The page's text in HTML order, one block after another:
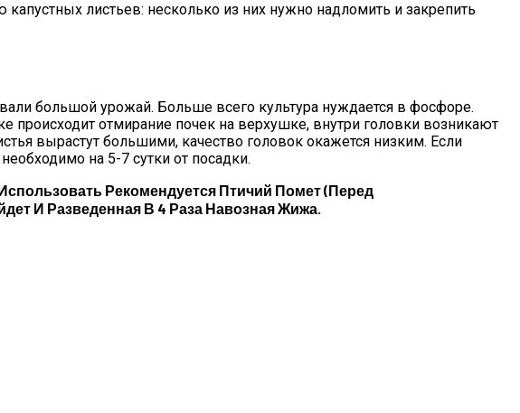
листьев: несколько из них нужно надломить и закрепить
большой урожай. Больше всего культура нуждается в фосфоре.
происходит отмирание почек на верхушке, внутри головки возникают
вырастут большими, качество головок окажется низким. Если
на 5-7 сутки от посадки.
Рекомендуется Птичий Помет (перед
И Разведенная В 4 Раза Навозная Жижа.